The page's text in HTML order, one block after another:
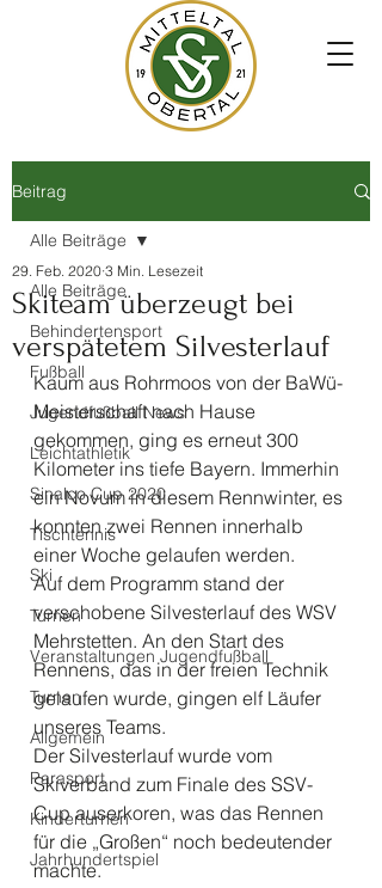
Beitrag
Alle Beiträge
Behindertensport
Fußball
Jugendfußball News
Leichtathletik
Sinalco Cup 2020
Tischtennis
Ski
Turnen
Veranstaltungen Jugendfußball
Turnen
Allgemein
Parasport
Kinderturnen
Jahrhundertspiel
Alle Beiträge
Skiteam überzeugt bei
verspätetem Silvesterlauf
29. Feb. 2020 3 Min. Lesezeit
Kaum aus Rohrmoos von der BaWü-
Meisterschaft nach Hause
gekommen, ging es erneut 300
Kilometer ins tiefe Bayern. Immerhin
ein Novum in diesem Rennwinter, es
konnten zwei Rennen innerhalb
einer Woche gelaufen werden.
Auf dem Programm stand der
verschobene Silvesterlauf des WSV
Mehrstetten. An den Start des
Rennens, das in der freien Technik
gelaufen wurde, gingen elf Läufer
unseres Teams.
Der Silvesterlauf wurde vom
Skiverband zum Finale des SSV-
Cup auserkoren, was das Rennen
für die „Großen“ noch bedeutender
machte.